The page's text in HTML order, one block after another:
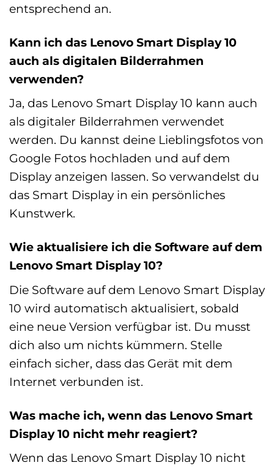
entsprechend an.
Kann ich das Lenovo Smart Display 10
auch als digitalen Bilderrahmen
verwenden?
Ja, das Lenovo Smart Display 10 kann auch
als digitaler Bilderrahmen verwendet
werden. Du kannst deine Lieblingsfotos von
Google Fotos hochladen und auf dem
Display anzeigen lassen. So verwandelst du
das Smart Display in ein persönliches
Kunstwerk.
Wie aktualisiere ich die Software auf dem
Lenovo Smart Display 10?
Die Software auf dem Lenovo Smart Display
10 wird automatisch aktualisiert, sobald
eine neue Version verfügbar ist. Du musst
dich also um nichts kümmern. Stelle
einfach sicher, dass das Gerät mit dem
Internet verbunden ist.
Was mache ich, wenn das Lenovo Smart
Display 10 nicht mehr reagiert?
Wenn das Lenovo Smart Display 10 nicht